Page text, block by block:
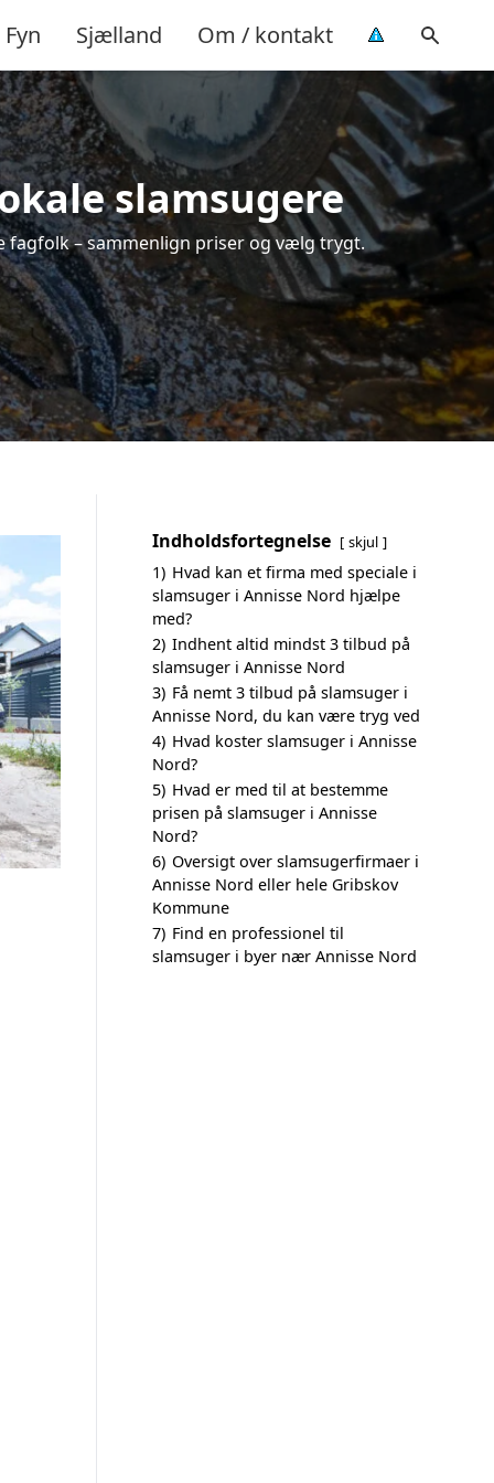
Fyn Sjælland Om / kontakt
slamsugere
– sammenlign priser og vælg trygt.
Indholdsfortegnelse skjul
1) Hvad kan et firma med speciale i
slamsuger i Annisse Nord hjælpe
med?
2) Indhent altid mindst 3 tilbud på
slamsuger i Annisse Nord
3) Få nemt 3 tilbud på slamsuger i
Annisse Nord, du kan være tryg ved
4) Hvad koster slamsuger i Annisse
Nord?
5) Hvad er med til at bestemme
prisen på slamsuger i Annisse
Nord?
6) Oversigt over slamsugerfirmaer i
Annisse Nord eller hele Gribskov
Kommune
7) Find en professionel til
slamsuger i byer nær Annisse Nord